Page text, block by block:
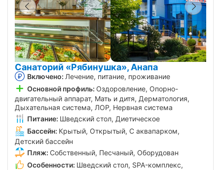
Санаторий «Рябинушка», Анапа
Включено: Лечение, питание, проживание
Основной профиль: Оздоровление, Опорно-
двигательный аппарат, Мать и дитя, Дерматология,
Дыхательная система, ЛОР, Нервная система
Питание: Шведский стол, Диетическое
Бассейн: Крытый, Открытый, С аквапарком,
Детский бассейн
Пляж: Собственный, Песчаный, Оборудован
Особенности: Шведский стол, SPA-комплекс,